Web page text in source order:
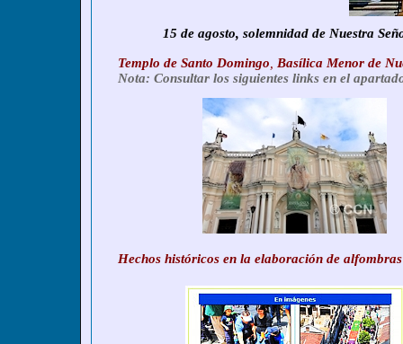
15 de agosto, solemnidad de Nuestra
Templo de Santo Domingo
Basílica Menor de
Nota: Consultar los siguientes links en el
Hechos históricos en la elaboración de